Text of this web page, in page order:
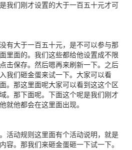
我们刚才设置的大于一百五十元才可
有大于一百五十元，是不可以参与那
里面的。我们这些都给他设置成不限
击保存。然后嗯再来刷新一下。之后
我们砸金蛋来试一下。大家可以看
。那这里面呢大家可以看到这这个区
。那下面呢。下面这个呢是我们刚才
就他都会在这里面出现。
活动规则这里面有个活动说明，就是
容。那我们来砸金蛋砸一下试一下。